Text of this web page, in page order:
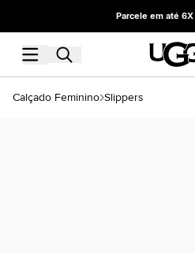
Parcele em até
Calçado Feminino Slippers